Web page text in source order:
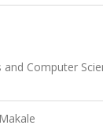
Computer